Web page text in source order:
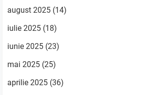
august 2025 (14)
iulie 2025 (18)
iunie 2025 (23)
mai 2025 (25)
aprilie 2025 (36)